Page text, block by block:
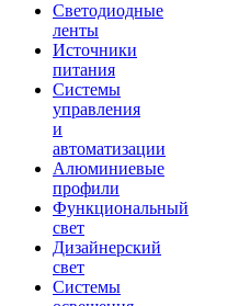
Светодиодные
ленты
Источники
питания
Системы
управления
и
автоматизации
Алюминиевые
профили
Функциональный
свет
Дизайнерский
свет
Системы